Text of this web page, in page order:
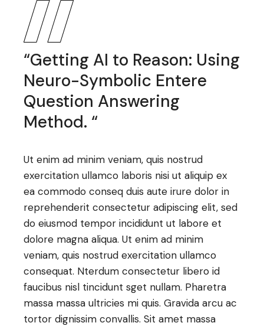
“Getting AI to Reason: Using
Neuro-Symbolic Entere
Question Answering
Method. “
Ut enim ad minim veniam, quis nostrud
exercitation ullamco laboris nisi ut aliquip ex
ea commodo conseq duis aute irure dolor in
reprehenderit consectetur adipiscing elit, sed
do eiusmod tempor incididunt ut labore et
dolore magna aliqua. Ut enim ad minim
veniam, quis nostrud exercitation ullamco
consequat. Nterdum consectetur libero id
faucibus nisl tincidunt sget nullam. Pharetra
massa massa ultricies mi quis. Gravida arcu ac
tortor dignissim convallis. Sit amet massa